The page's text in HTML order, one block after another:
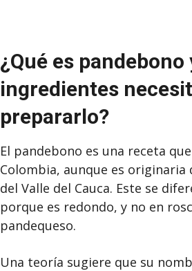
¿Qué es pandebono
ingredientes
prepararlo?
El pandebono es una receta
Colombia, aunque es
del Valle del Cauca. Este se
porque es redondo, y no en
pandequeso.
Una teoría sugiere que su